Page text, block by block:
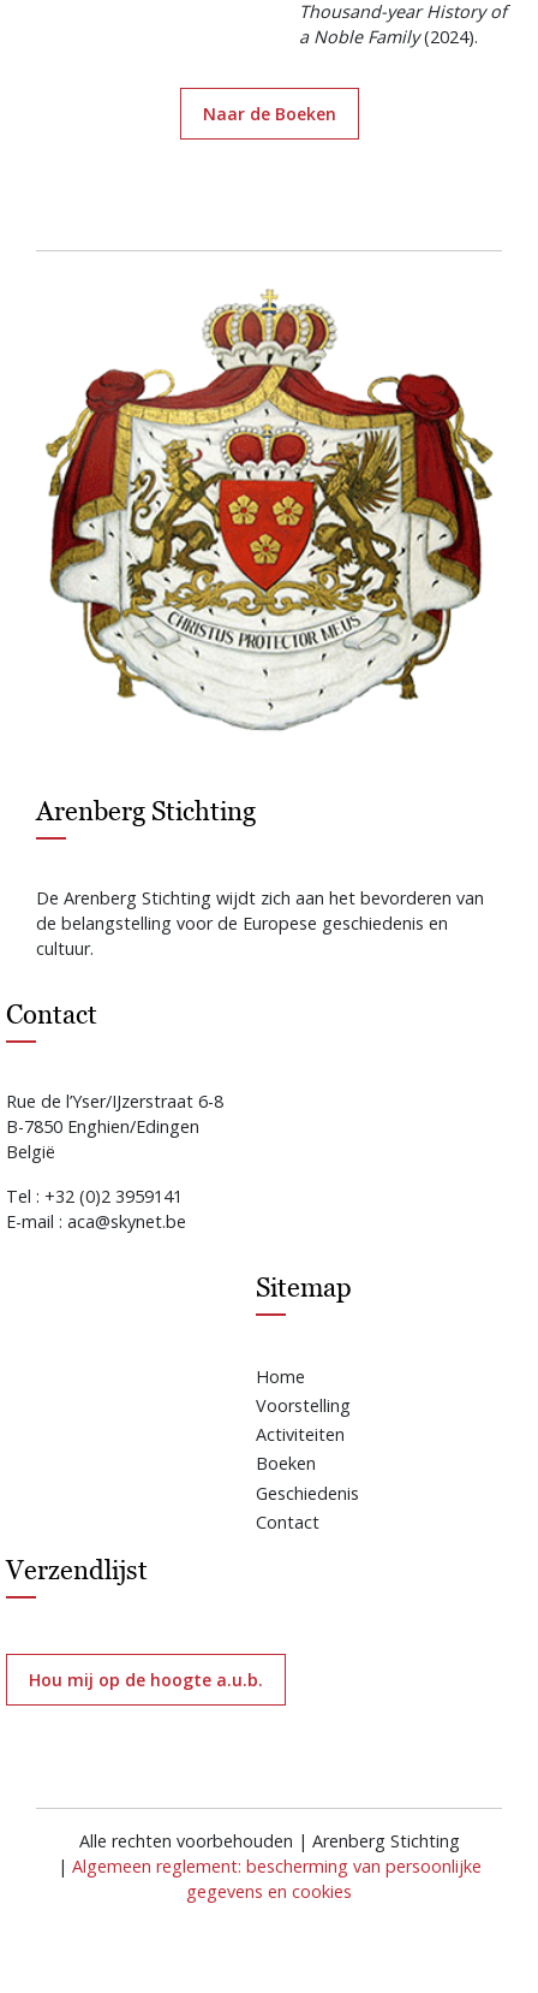
Thousand-year History of
a Noble Family(2024).
Naar de Boeken
Arenberg Stichting
De Arenberg Stichting wijdt zich aan het bevorderen van
de belangstelling voor de Europese geschiedenis en
cultuur.
Contact
Rue de l’Yser/IJzerstraat 6-8
B-7850 Enghien/Edingen
België
Tel : +32 (0)2 3959141
E-mail : aca@skynet.be
Sitemap
Home
Voorstelling
Activiteiten
Boeken
Geschiedenis
Contact
Verzendlijst
Hou mij op de hoogte a.u.b.
Alle rechten voorbehouden | Arenberg Stichting
| Algemeen reglement: bescherming van persoonlijke
gegevens en cookies